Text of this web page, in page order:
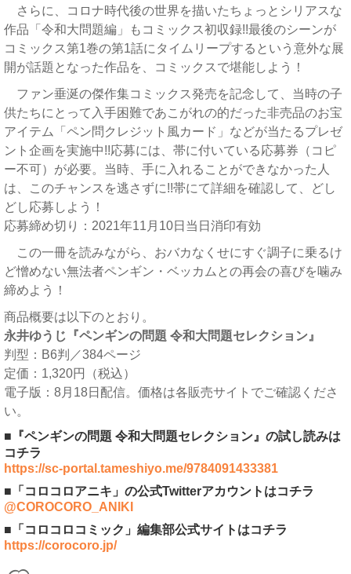
さらに、コロナ時代後の世界を描いたちょっとシリアスな
作品「令和大問題編」もコミックス初収録!!最後のシーンが
コミックス第1巻の第1話にタイムリープするという意外な展
開が話題となった作品を、コミックスで堪能しよう！
ファン垂涎の傑作集コミックス発売を記念して、当時の子
供たちにとって入手困難であこがれの的だった非売品のお宝
アイテム「ペン問クレジット風カード」などが当たるプレゼ
ント企画を実施中!!応募には、帯に付いている応募券（コピ
ー不可）が必要。当時、手に入れることができなかった人
は、このチャンスを逃さずに!!帯にて詳細を確認して、どし
どし応募しよう！
応募締め切り：2021年11月10日当日消印有効
この一冊を読みながら、おバカなくせにすぐ調子に乗るけ
ど憎めない無法者ペンギン・ベッカムとの再会の喜びを噛み
締めよう！
商品概要は以下のとおり。
永井ゆうじ『ペンギンの問題 令和大問題セレクション』
判型：B6判／384ページ
定価：1,320円（税込）
電子版：8月18日配信。価格は各販売サイトでご確認くださ
い。
■『ペンギンの問題 令和大問題セレクション』の試し読みは
コチラ
https://sc-portal.tameshiyo.me/9784091433381
■「コロコロアニキ」の公式Twitterアカウントはコチラ
@COROCORO_ANIKI
■「コロコロコミック」編集部公式サイトはコチラ
https://corocoro.jp/